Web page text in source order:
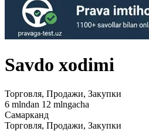
Savdo xodimi
Торговля, Продажи, Закупки
6 mlndan 12 mlngacha
Самарканд
Торговля, Продажи, Закупки